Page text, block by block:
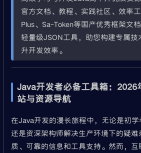
官方文档、教程、实践社区、效率
Plus、Sa-Token等国产优秀框架文
轻量级JSON工具，助您构建专属
升开发效率。
Java开发者必备工具箱：2026
站与资源导航
在Java开发的漫长旅程中，无论是初学
还是资深架构师解决生产环境下的疑
质、可靠的信息和工具支持。然而，